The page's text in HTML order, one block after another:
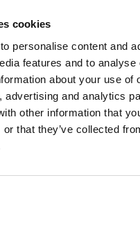
cookies
personalise content and
features and to analyse
about your use of
advertising and analytics
other information that
or that they’ve collected
på at det er
minutter før
ikke.
holder åpent –
våre eller ring +47